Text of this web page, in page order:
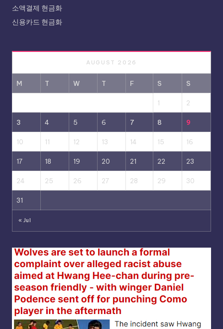
소액결제 현금화
신용카드 현금화
AUGUST 2026
M T W T F S S
1 2
3 4 5 6 7 8 9
10 11 12 13 14 15 16
17 18 19 20 21 22 23
24 25 26 27 28 29 30
31
« Jul